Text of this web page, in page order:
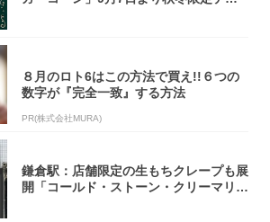
８月のロト6はこの方法で買え!!６つの
数字が『完全一致』する方法
PR(株式会社MURA)
鎌倉駅：店舗限定の生もちクレープも展
開「コールド・ストーン・クリーマリ